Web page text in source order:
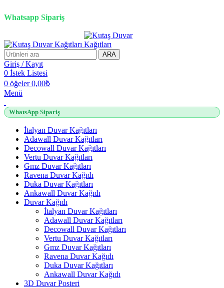
Whatsapp Sipariş
ARA
Giriş / Kayıt
0 İstek Listesi
0 öğeler 0,00₺
Menü
WhatsApp Sipariş
İtalyan Duvar Kağıtları
Adawall Duvar Kağıtları
Decowall Duvar Kağıtları
Vertu Duvar Kağıtları
Gmz Duvar Kağıtları
Ravena Duvar Kağıdı
Duka Duvar Kağıtları
Ankawall Duvar Kağıdı
Duvar Kağıdı
İtalyan Duvar Kağıtları
Adawall Duvar Kağıtları
Decowall Duvar Kağıtları
Vertu Duvar Kağıtları
Gmz Duvar Kağıtları
Ravena Duvar Kağıdı
Duka Duvar Kağıtları
Ankawall Duvar Kağıdı
3D Duvar Posteri